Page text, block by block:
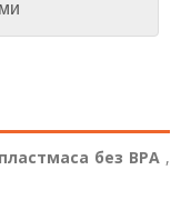
пластмаса без BPA ,